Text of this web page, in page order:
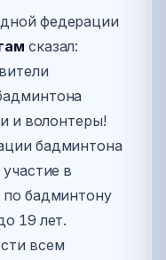
федерации
сказал:
и волонтеры!
бадминтона
в
бадминтону
19 лет.
всем